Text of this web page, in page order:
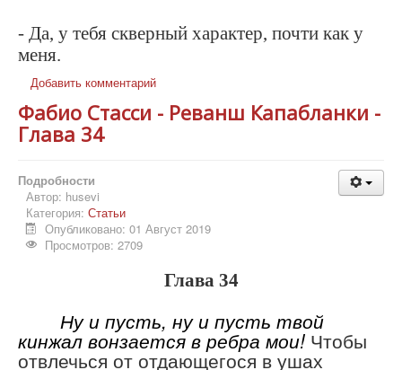
- Да, у тебя скверный характер, почти как у
меня.
Добавить комментарий
Фабио Стасси - Реванш Капабланки -
Глава 34
Подробности
Автор: husevi
Категория: Статьи
Опубликовано: 01 Август 2019
Просмотров: 2709
Глава 34
Ну и пусть, ну и пусть твой
кинжал вонзается в ребра мои! Чтобы
отвлечься от отдающегося в ушах